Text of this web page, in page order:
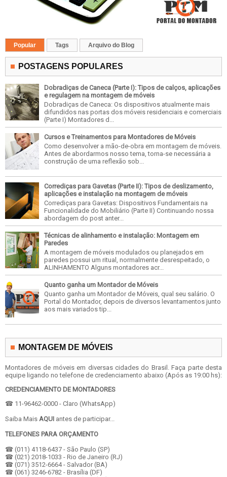
Popular Tags Arquivo do Blog
POSTAGENS POPULARES
Dobradiças de Caneca (Parte I): Tipos de calços, aplicações
e regulagem na montagem de móveis
Dobradiças de Caneca: Os dispositivos atualmente mais
difundidos nas portas dos móveis residenciais e comerciais
(Parte I) Montadores d...
Cursos e Treinamentos para Montadores de Móveis
Como desenvolver a mão-de-obra em montagem de móveis.
Antes de abordarmos nosso tema, torna-se necessária a
construção de uma reflexão sob...
Corrediças para Gavetas (Parte II): Tipos de deslizamento,
aplicações e instalação na montagem de móveis
Corrediças para Gavetas: Dispositivos Fundamentais na
Funcionalidade do Mobiliário (Parte II) Continuando nossa
abordagem do post anter...
Técnicas de alinhamento e instalação: Montagem em
Paredes
A montagem de móveis modulados ou planejados em
paredes possui um ritual, normalmente desrespeitado, o
ALINHAMENTO Alguns montadores acr...
Quanto ganha um Montador de Móveis
Quanto ganha um Montador de Móveis, qual seu salário. O
Portal do Montador, depois de diversos levantamentos junto
aos mais variados tip...
MONTAGEM DE MÓVEIS
Montadores de móveis em diversas cidades do Brasil. Faça parte desta
equipe ligando no telefone de credenciamento abaixo (Após as 19:00 hs):
CREDENCIAMENTO DE MONTADORES
☎ 11-96462-0000 - Claro (WhatsApp)
Saiba Mais AQUI antes de participar...
TELEFONES PARA ORÇAMENTO
☎ (011) 4118-6437 - São Paulo (SP)
☎ (021) 2018-1033 - Rio de Janeiro (RJ)
☎ (071) 3512-6664 - Salvador (BA)
☎ (061) 3246-6782 - Brasília (DF)